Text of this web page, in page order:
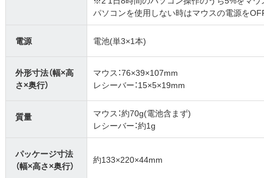
パソコンを使用しない時はマウスの電源を
電源 電池(単3×1本)
外形寸法（幅×高
さ×奥行）
マウス：76×39×107mm
レシーバー：15×5×19mm
質量
マウス：約70g(電池含まず)
レシーバー：約1g
パッケージ寸法
（幅×高さ×奥行）
約133×220×44mm